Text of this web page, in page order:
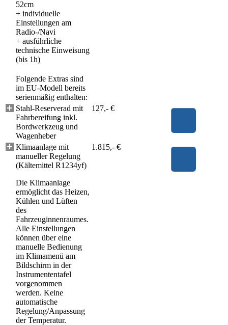
52cm
+ individuelle
Einstellungen am
Radio-/Navi
+ ausführliche
technische Einweisung
(bis 1h)
Folgende Extras sind
im EU-Modell bereits
serienmäßig enthalten:
Stahl-Reserverad mit
Fahrbereifung inkl.
Bordwerkzeug und
Wagenheber
127,- €
Klimaanlage mit
manueller Regelung
(Kältemittel R1234yf)
Die Klimaanlage
ermöglicht das Heizen,
Kühlen und Lüften
des
Fahrzeuginnenraumes.
Alle Einstellungen
können über eine
manuelle Bedienung
im Klimamenü am
Bildschirm in der
Instrumententafel
vorgenommen
werden. Keine
automatische
Regelung/Anpassung
der Temperatur.
1.815,- €